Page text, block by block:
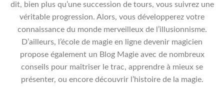
dit, bien plus qu’une succession de tours, vous suivrez une
véritable progression. Alors, vous développerez votre
connaissance du monde merveilleux de l’illusionnisme.
D’ailleurs, l’école de magie en ligne devenir magicien
propose également un Blog Magie avec de nombreux
conseils pour maîtriser le trac, apprendre à mieux se
présenter, ou encore découvrir l’histoire de la magie.